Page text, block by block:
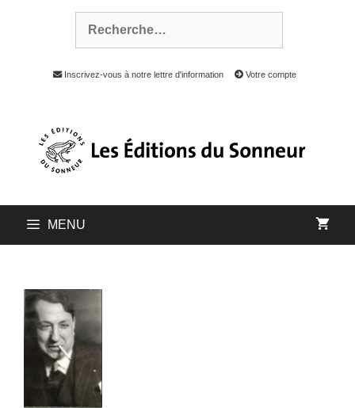
Inscrivez-vous à notre lettre d'information Votre compte
MENU